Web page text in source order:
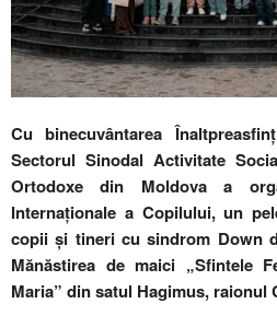
Cu binecuvântarea
Sectorul Sinodal Activitate
Ortodoxe din Moldova a
Internaționale a Copilului, un
copii și tineri cu sindrom Down
Mănăstirea de maici „Sfintele
Maria” din satul Hagimus, raionul